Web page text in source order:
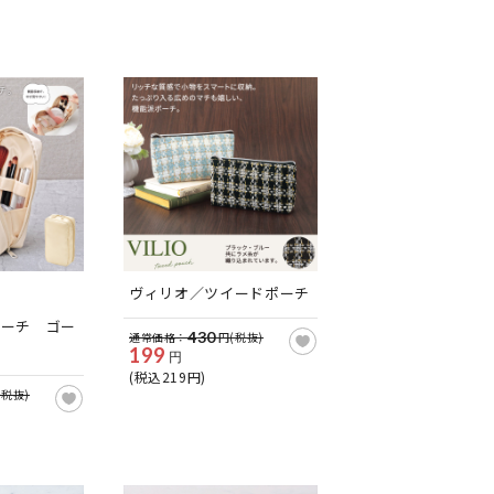
ーチ ゴー
抜)
ヴィリオ／ツイードポーチ
通常価格：430円(税抜)
199 円
(税込219円)